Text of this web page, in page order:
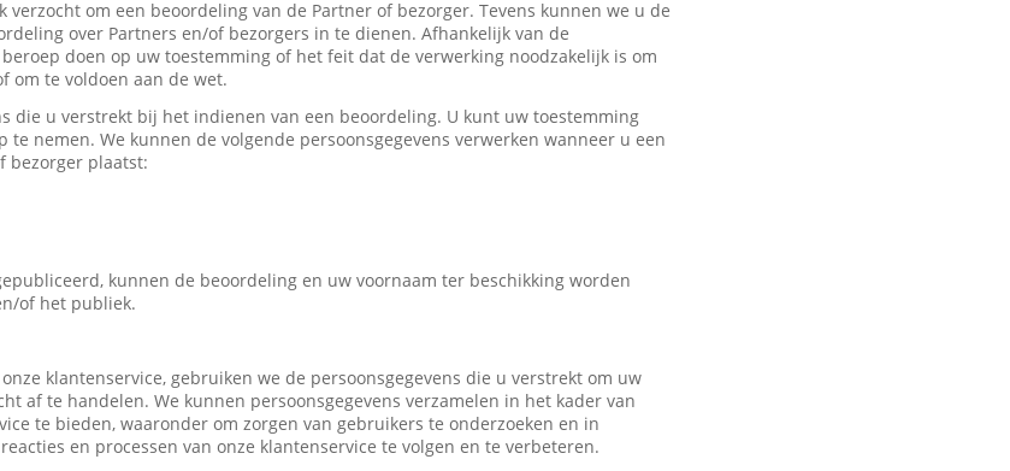
om een beoordeling van de Partner of bezorger. Tevens kunnen we u de
over Partners en/of bezorgers in te dienen. Afhankelijk van de
doen op uw toestemming of het feit dat de verwerking noodzakelijk is om
om te voldoen aan de wet.
die u verstrekt bij het indienen van een beoordeling. U kunt uw toestemming
te nemen. We kunnen de volgende persoonsgegevens verwerken wanneer u een
bezorger plaatst:
kunnen de beoordeling en uw voornaam ter beschikking worden
of het publiek.
klantenservice, gebruiken we de persoonsgegevens die u verstrekt om uw
af te handelen. We kunnen persoonsgegevens verzamelen in het kader van
te bieden, waaronder om zorgen van gebruikers te onderzoeken en in
en processen van onze klantenservice te volgen en te verbeteren.